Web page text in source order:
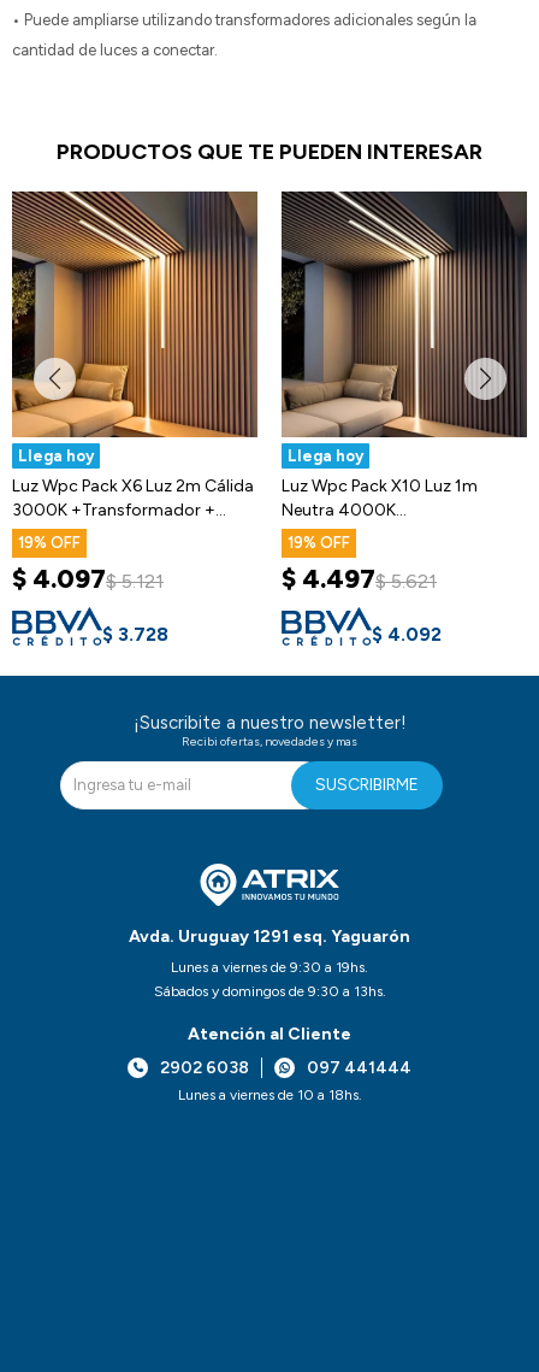
• Puede ampliarse utilizando transformadores adicionales según la
cantidad de luces a conectar.
PRODUCTOS QUE TE PUEDEN INTERESAR
Llega hoy
Luz Wpc Pack X6 Luz 2m Cálida
3000K +Transformador +
Dimmer
19
$ 4.097$ 5.121
$ 3.728
Llega hoy
Luz Wpc Pack X10 Luz 1m
Neutra 4000K
+Transformador + Dimmer
19
$ 4.497$ 5.621
$ 4.092
Avda. Uruguay 1291 esq. Yaguarón
Lunes a viernes de 9:30 a 19hs.
Sábados y domingos de 9:30 a 13hs.
Atención al Cliente
2902 6038
097 441444
Lunes a viernes de 10 a 18hs.
¡Suscribite a nuestro newsletter!
Recibi ofertas, novedades y mas
SUSCRIBIRME